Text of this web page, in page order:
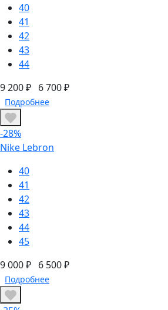
40
41
42
43
44
9 200 ₽ 6 700 ₽
Подробнее
-28%
Nike Lebron
40
41
42
43
44
45
9 000 ₽ 6 500 ₽
Подробнее